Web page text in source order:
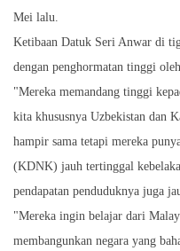
Mei lalu.
Ketibaan Datuk Seri Anwar di
dengan penghormatan tinggi
"Mereka memandang tinggi
kita khususnya Uzbekistan dan
hampir sama tetapi mereka
(KDNK) jauh tertinggal
pendapatan penduduknya juga
"Mereka ingin belajar dari
membangunkan negara yang